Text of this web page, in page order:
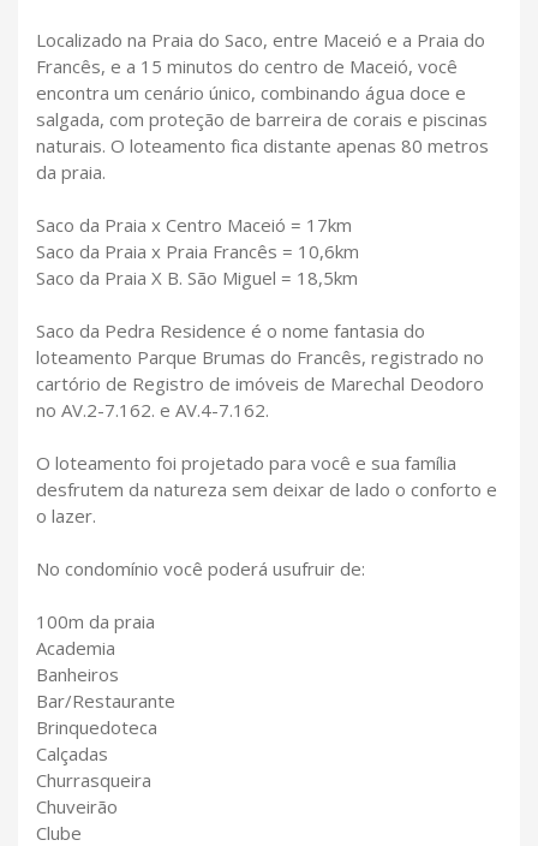
Localizado na Praia do Saco, entre Maceió e a Praia do
Francês, e a 15 minutos do centro de Maceió, você
encontra um cenário único, combinando água doce e
salgada, com proteção de barreira de corais e piscinas
naturais. O loteamento fica distante apenas 80 metros
da praia.
Saco da Praia x Centro Maceió = 17km
Saco da Praia x Praia Francês = 10,6km
Saco da Praia X B. São Miguel = 18,5km
Saco da Pedra Residence é o nome fantasia do
loteamento Parque Brumas do Francês, registrado no
cartório de Registro de imóveis de Marechal Deodoro
no AV.2-7.162. e AV.4-7.162.
O loteamento foi projetado para você e sua família
desfrutem da natureza sem deixar de lado o conforto e
o lazer.
No condomínio você poderá usufruir de:
100m da praia
Academia
Banheiros
Bar/Restaurante
Brinquedoteca
Calçadas
Churrasqueira
Chuveirão
Clube